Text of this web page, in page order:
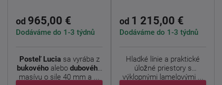
od 965,00 €
Dodáváme do 1-3 týdnů
Posteľ Luciasa vyrába z
bukového alebo dubového
masívu o sile 40 mm a ...
od 1 215,00 €
Dodáváme do 1-3 týdnů
Hladké línie a praktické
úložné priestory s
výklopnými lamelovými ...